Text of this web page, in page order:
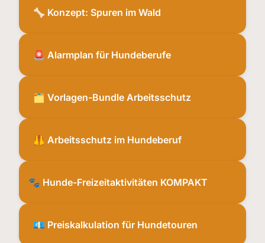
🦴 Konzept: Spuren im Wald
🚨 Alarmplan für Hundeberufe
🗂️ Vorlagen-Bundle Arbeitsschutz
🦺 Arbeitsschutz im Hundeberuf
🐾 Hunde-Freizeitaktivitäten KOMPAKT
💶 Preiskalkulation für Hundetouren